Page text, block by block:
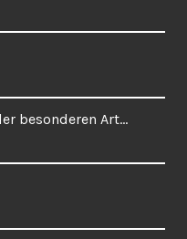
besonderen Art…